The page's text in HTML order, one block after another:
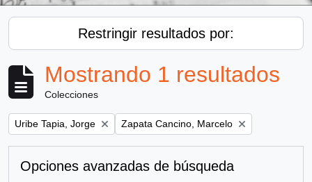
Restringir resultados por:
Mostrando 1 resultados
Colecciones
Remove filter:
Uribe Tapia, Jorge Remove filter:
Zapata Cancino, Marcelo
Opciones avanzadas de búsqueda